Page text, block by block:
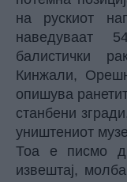
на рускиот
наведуваат
балистички
Кинжали,
опишува
станбени
уништениот
Тоа е писмо
извештај,